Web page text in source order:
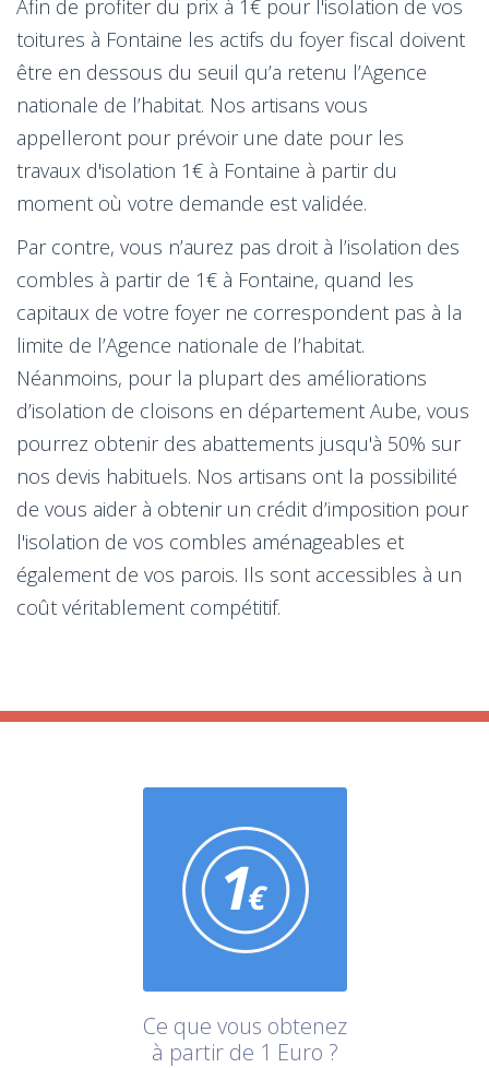
Afin de profiter du prix à 1€ pour l'isolation de vos
toitures à Fontaine les actifs du foyer fiscal doivent
être en dessous du seuil qu’a retenu l’Agence
nationale de l’habitat. Nos artisans vous
appelleront pour prévoir une date pour les
travaux d'isolation 1€ à Fontaine à partir du
moment où votre demande est validée.
Par contre, vous n’aurez pas droit à l’isolation des
combles à partir de 1€ à Fontaine, quand les
capitaux de votre foyer ne correspondent pas à la
limite de l’Agence nationale de l’habitat.
Néanmoins, pour la plupart des améliorations
d’isolation de cloisons en département Aube, vous
pourrez obtenir des abattements jusqu'à 50% sur
nos devis habituels. Nos artisans ont la possibilité
de vous aider à obtenir un crédit d’imposition pour
l'isolation de vos combles aménageables et
également de vos parois. Ils sont accessibles à un
coût véritablement compétitif.
Ce que vous obtenez
à partir de 1 Euro ?